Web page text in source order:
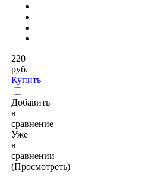
220
руб.
Купить
Добавить
в
сравнение
Уже
в
сравнении
(Просмотреть)